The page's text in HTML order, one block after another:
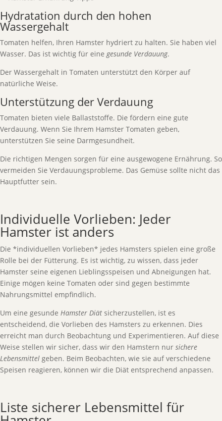
Hydratation durch den hohen
Wassergehalt
Tomaten helfen, Ihren Hamster hydriert zu halten. Sie haben viel
Wasser. Das ist wichtig für einegesunde Verdauung.
Der Wassergehalt in Tomaten unterstützt den Körper auf
natürliche Weise.
Unterstützung der Verdauung
Tomaten bieten viele Ballaststoffe. Die fördern eine gute
Verdauung. Wenn Sie Ihrem Hamster Tomaten geben,
unterstützen Sie seine Darmgesundheit.
Die richtigen Mengen sorgen für eine ausgewogene Ernährung. So
vermeiden Sie Verdauungsprobleme. Das Gemüse sollte nicht das
Hauptfutter sein.
Individuelle Vorlieben: Jeder
Hamster ist anders
Die *individuellen Vorlieben* jedes Hamsters spielen eine große
Rolle bei der Fütterung. Es ist wichtig, zu wissen, dass jeder
Hamster seine eigenen Lieblingsspeisen und Abneigungen hat.
Einige mögen keine Tomaten oder sind gegen bestimmte
Nahrungsmittel empfindlich.
Um eine gesunde Hamster Diät sicherzustellen, ist es
entscheidend, die Vorlieben des Hamsters zu erkennen. Dies
erreicht man durch Beobachtung und Experimentieren. Auf diese
Weise stellen wir sicher, dass wir den Hamstern nur sichere
Lebensmittel geben. Beim Beobachten, wie sie auf verschiedene
Speisen reagieren, können wir die Diät entsprechend anpassen.
Liste sicherer Lebensmittel für